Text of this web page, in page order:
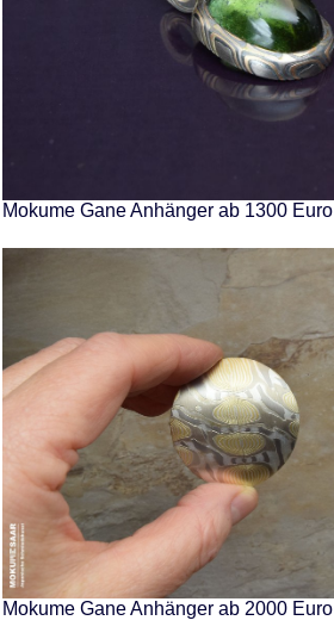
Mokume Gane Anhänger ab 1300 Euro
Mokume Gane Anhänger ab 2000 Euro